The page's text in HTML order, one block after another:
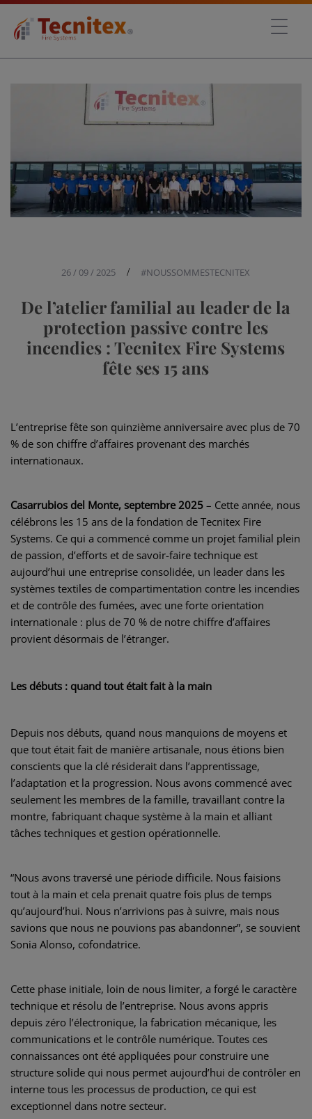
26 / 09 / 2025 / #NOUSSOMMESTECNITEX
De l’atelier familial au leader de la
protection passive contre les
incendies : Tecnitex Fire Systems
fête ses 15 ans
L’entreprise fête son quinzième anniversaire avec plus de 70
% de son chiffre d’affaires provenant des marchés
internationaux.
Casarrubios del Monte, septembre 2025 – Cette année, nous
célébrons les 15 ans de la fondation de Tecnitex Fire
Systems. Ce qui a commencé comme un projet familial plein
de passion, d’efforts et de savoir-faire technique est
aujourd’hui une entreprise consolidée, un leader dans les
systèmes textiles de compartimentation contre les incendies
et de contrôle des fumées, avec une forte orientation
internationale : plus de 70 % de notre chiffre d’affaires
provient désormais de l’étranger.
Les débuts : quand tout était fait à la main
Depuis nos débuts, quand nous manquions de moyens et
que tout était fait de manière artisanale, nous étions bien
conscients que la clé résiderait dans l’apprentissage,
l’adaptation et la progression. Nous avons commencé avec
seulement les membres de la famille, travaillant contre la
montre, fabriquant chaque système à la main et alliant
tâches techniques et gestion opérationnelle.
“Nous avons traversé une période difficile. Nous faisions
tout à la main et cela prenait quatre fois plus de temps
qu’aujourd’hui. Nous n’arrivions pas à suivre, mais nous
savions que nous ne pouvions pas abandonner”, se souvient
Sonia Alonso, cofondatrice.
Cette phase initiale, loin de nous limiter, a forgé le caractère
technique et résolu de l’entreprise. Nous avons appris
depuis zéro l’électronique, la fabrication mécanique, les
communications et le contrôle numérique. Toutes ces
connaissances ont été appliquées pour construire une
structure solide qui nous permet aujourd’hui de contrôler en
interne tous les processus de production, ce qui est
exceptionnel dans notre secteur.